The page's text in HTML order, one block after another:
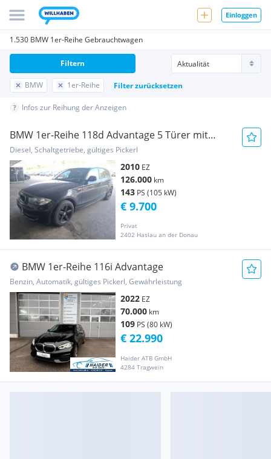
Einloggen
1.530 BMW 1er-Reihe Gebrauchtwagen
BMW 1er-Reihe Filter zurücksetzen
Filtern
Infos zur Reihung der Anzeigen
BMW 1er-Reihe 118d Advantage 5 Türer mit
Schiebedach
Diesel, Schaltgetriebe, gültiges Pickerl
2010 EZ
126.000 km
143 PS (105 kW)
Privat
2402 Haslau an der Donau
€ 9.700
BMW 1er-Reihe 116i Advantage
Benzin, Automatik, gültiges Pickerl, Gewährleistung
2022 EZ
70.000 km
109 PS (80 kW)
Haider ATB GmbH
4284 Tragwein
€ 22.990